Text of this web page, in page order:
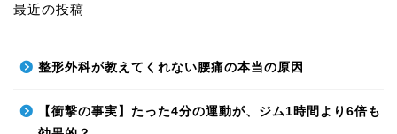
最近の投稿
整形外科が教えてくれない腰痛の本当の原因
【衝撃の事実】たった4分の運動が、ジム1時間より6倍も